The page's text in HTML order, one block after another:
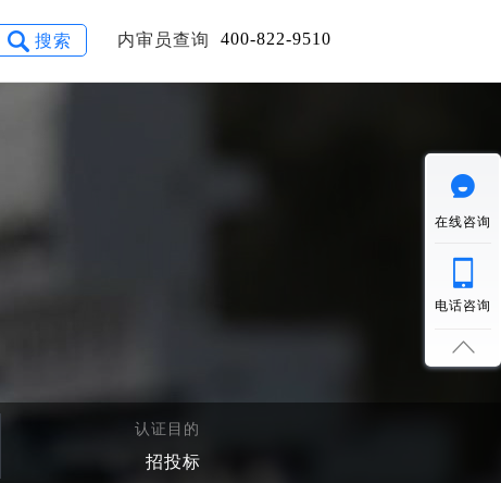
在线咨询
电话咨询
搜索 内审员查询 400-822-9510
认证目的
招投标